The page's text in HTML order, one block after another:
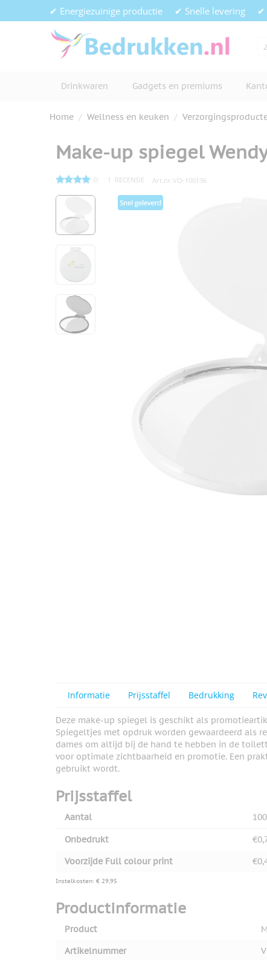
Ga naar de inhoud✔ Energiezuinige productie ✔ Snelle levering ✔
Drinkwaren Gadgets en premiums
Home / Wellness en keuken /
Make-up spiegel
1 RECENSIE Art.nr.VO-100136
Hoofdafbeelding
Klik om afbeelding op volledig
View larger image
View larger image
Informatie Prijsstaffel Bedrukking
Deze make-up spiegel is geschikt als
Spiegeltjes met opdruk worden gewaardeerd als
dames om altijd bij de hand te hebben in de
voor optimale zichtbaarheid en promotie. Een
gebruikt wordt.
Prijsstaffel
Aantal 100
Onbedrukt
Voorzijde Full colour print
Instelkosten: € 29,95
Productinformatie
Product
Artikelnummer